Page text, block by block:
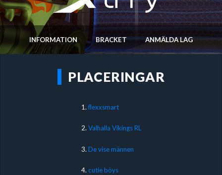
INFORMATION BRACKET ANMÄLDA LAG
PLACERINGAR
1.flexxsmart
2.Valhalla Vikings RL
3. De vise männen
4.cutie böys